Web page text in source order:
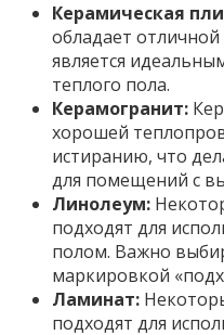
Керамическая
обладает
является
теплого пола.
Керамогранит:
хорошей
истиранию, что
для помещений с
Линолеум:
подходят для
полом. Важно
маркировкой
Ламинат:
подходят для